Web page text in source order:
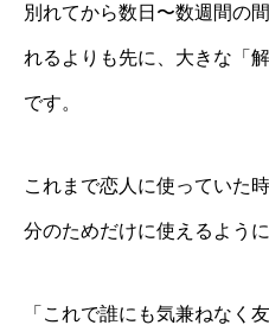
別れてから数日〜数週間の
れるよりも先に、大きな「
です。
これまで恋人に使っていた
分のためだけに使えるよう
「これで誰にも気兼ねなく